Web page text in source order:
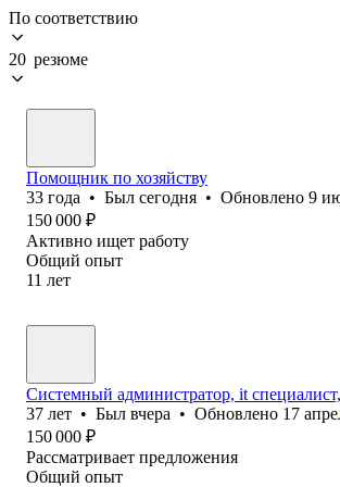
По соответствию
20 резюме
Помощник по хозяйству
33 года • Был сегодня • Обновлено 9
150 000 ₽
Активно ищет работу
Общий опыт
11 лет
Системный администратор, it
37 лет • Был вчера • Обновлено 17
150 000 ₽
Рассматривает предложения
Общий опыт